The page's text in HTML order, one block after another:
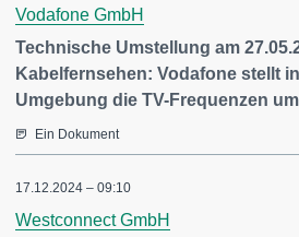
Vodafone GmbH
Technische Umstellung am
Kabelfernsehen: Vodafone stellt
Umgebung die TV-Frequenzen um
Ein Dokument
17.12.2024 – 09:10
Westconnect GmbH